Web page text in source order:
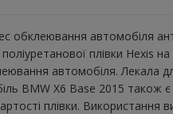
обклеювання автомобіля
поліуретанової плівки
автомобіля. Лекала
BMW X6 Base 2015 також
плівки. Використання